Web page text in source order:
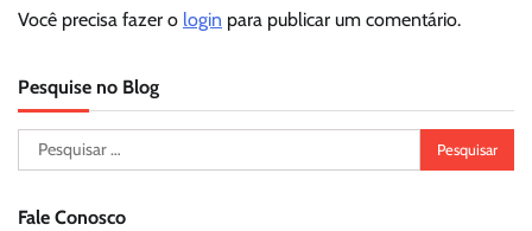
Você precisa fazer o login para publicar um comentário.
Pesquise no Blog
Pesquisar
por:
Fale Conosco